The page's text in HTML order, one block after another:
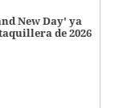
New Day' ya
de 2026